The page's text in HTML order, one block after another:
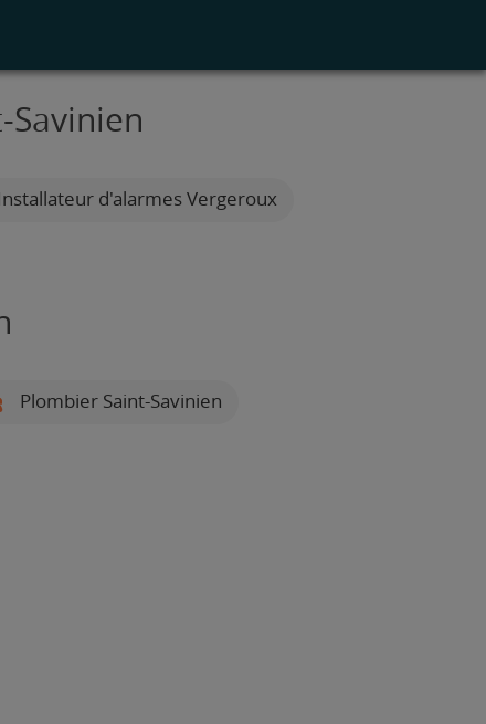
d'alarmes Vergeroux
Plombier Saint-Savinien